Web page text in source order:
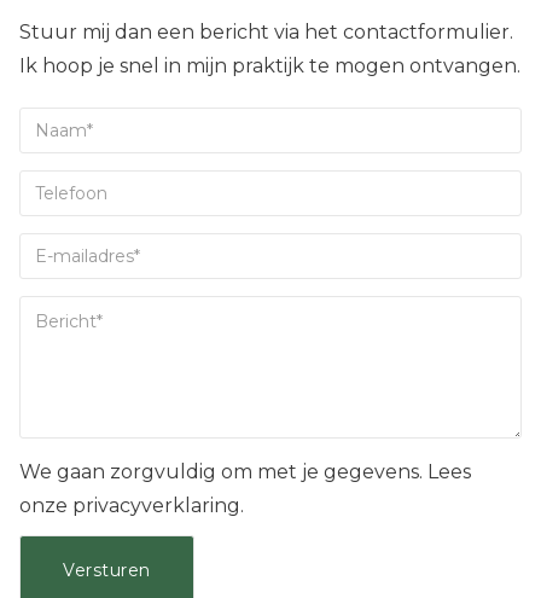
Stuur mij dan een bericht via het contactformulier.
Ik hoop je snel in mijn praktijk te mogen ontvangen.
We gaan zorgvuldig om met je gegevens. Lees
onze privacyverklaring.